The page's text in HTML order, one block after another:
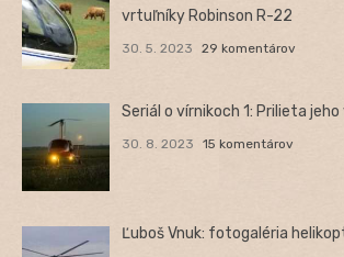
vrtuľníky Robinson R-22
30. 5. 2023 29 komentárov
Seriál o vírnikoch 1: Prilieta
30. 8. 2023 15 komentárov
Ľuboš Vnuk: fotogaléria